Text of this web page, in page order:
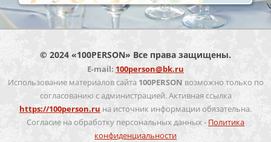
© 2024 «100PERSON» Все права защищены.
E-mail: 100person@bk.ru
Использование материалов сайта 100PERSON возможно только по
согласованию с администрацией. Активная ссылка
https://100person.ru на источник информации обязательна.
Согласие на обработку персональных данных - Политика
конфиденциальности